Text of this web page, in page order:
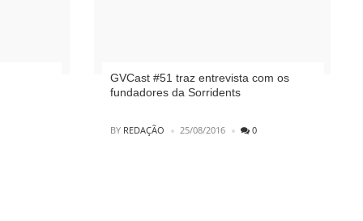
GVCast #51 traz entrevista com os
fundadores da Sorridents
POSTED
BY REDAÇÃO 25/08/2016 0